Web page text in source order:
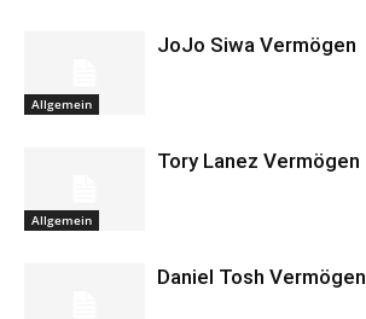
Allgemein
JoJo Siwa Vermögen
Allgemein
Tory Lanez Vermögen
Daniel Tosh Vermögen